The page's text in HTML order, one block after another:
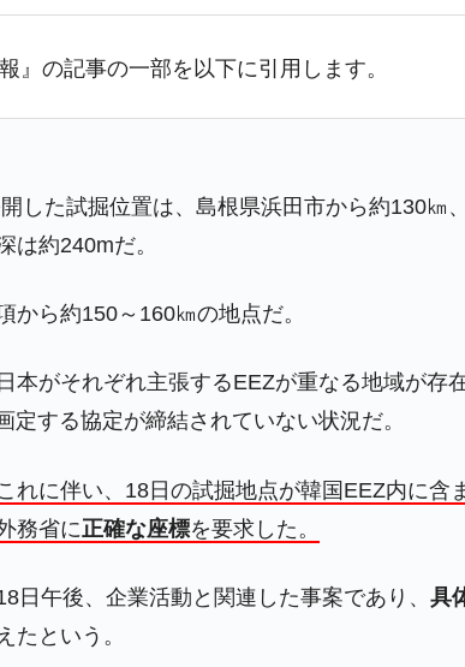
』の記事の一部を以下に引用します。
開した試掘位置は、島根県浜田市から約130㎞
は約240mだ。
から約150～160㎞の地点だ。
本がそれぞれ主張するEEZが重なる地域が存
定する協定が締結されていない状況だ。
れに伴い、18日の試掘地点が韓国EEZ内に含
務省に正確な座標を要求した。
日午後、企業活動と関連した事案であり、具
たという。